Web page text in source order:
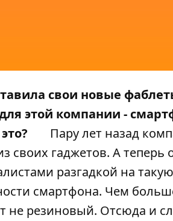
свои новые
этой компании -
Пару лет назад
своих гаджетов. А
разгадкой на
смартфона. Чем
не резиновый. Отсюда и